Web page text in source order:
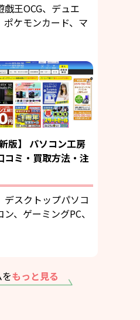
王OCG、デュエ
ポケモンカード、マ
版】 パソコン工房
コミ・買取方法・注
デスクトップパソコ
、ゲーミングPC、
もっと見る